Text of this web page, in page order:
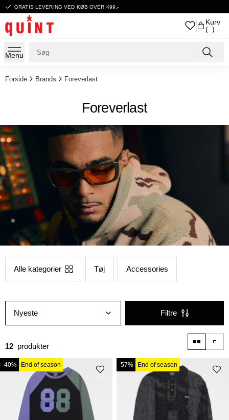
GRATIS LEVERING VED KØB OVER 499,-
Kurv
( )
Menu
Forside Brands Foreverlast
Foreverlast
Alle kategorier Tøj Accessories
Nyeste Filtre
12 produkter
-40% End of season -57% End of season